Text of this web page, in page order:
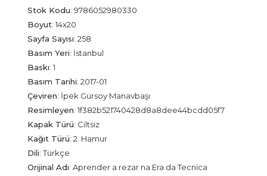
Stok Kodu: 9786052980330
Boyut: 14x20
Sayfa Sayısı: 258
Basım Yeri: İstanbul
Baskı: 1
Basım Tarihi: 2017-01
Çeviren: İpek Gürsoy Manavbaşı
Resimleyen: 1f382b521740428d8a8dee44bcdd05f7
Kapak Türü: Ciltsiz
Kağıt Türü: 2. Hamur
Dili:Türkçe
Orijinal Adı: Aprender a rezar na Era da Tecnica